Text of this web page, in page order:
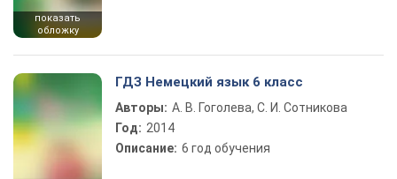
показать
обложку
ГДЗ Немецкий язык 6 класс
Авторы: А. В. Гоголева, С. И. Сотникова
Год: 2014
Описание: 6 год обучения